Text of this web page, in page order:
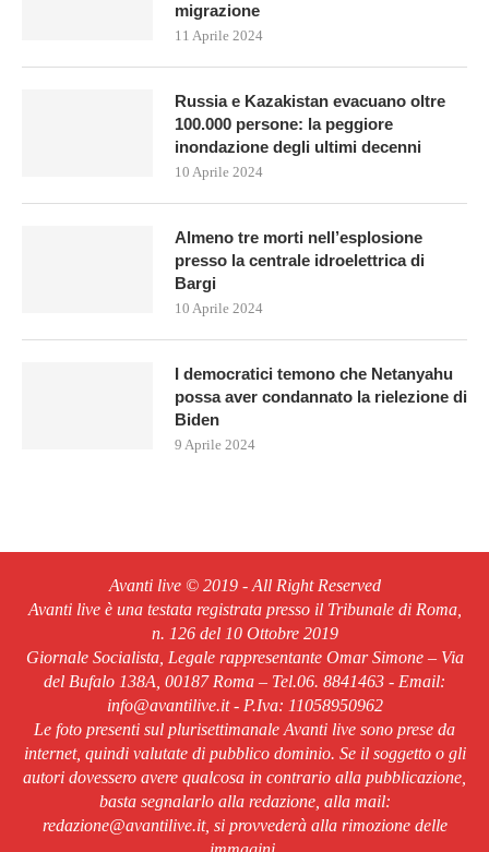
migrazione
11 Aprile 2024
Russia e Kazakistan evacuano oltre
100.000 persone: la peggiore
inondazione degli ultimi decenni
10 Aprile 2024
Almeno tre morti nell’esplosione
presso la centrale idroelettrica di
Bargi
10 Aprile 2024
I democratici temono che Netanyahu
possa aver condannato la rielezione di
Biden
9 Aprile 2024
Avanti live © 2019 - All Right Reserved
Avanti live è una testata registrata presso il Tribunale di Roma,
n. 126 del 10 Ottobre 2019
Giornale Socialista, Legale rappresentante Omar Simone – Via
del Bufalo 138A, 00187 Roma – Tel.06. 8841463 - Email:
info@avantilive.it - P.Iva: 11058950962
Le foto presenti sul plurisettimanale Avanti live sono prese da
internet, quindi valutate di pubblico dominio. Se il soggetto o gli
autori dovessero avere qualcosa in contrario alla pubblicazione,
basta segnalarlo alla redazione, alla mail:
redazione@avantilive.it, si provvederà alla rimozione delle